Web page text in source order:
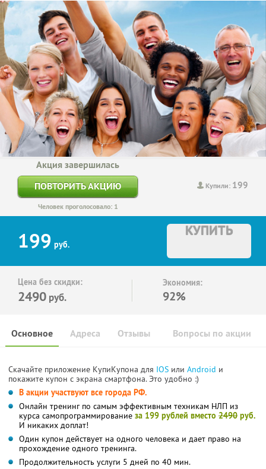
Купили: 199
Акция завершилась
ПОВТОРИТЬ АКЦИЮ
Человек проголосовало: 1
199 руб.
КУПИТЬ
Цена без скидки:
2490 руб.
Экономия:
92%
Основное Отзывы Вопросы по акции
Адреса
Скачайте приложение КупиКупона для IOS или Android и
покажите купон с экрана смартфона. Это удобно :)
В акции участвуют все города РФ.
Онлайн тренинг по самым эффективным техникам НЛП из
курса самопрограммирование за 199 рублей вместо 2490 руб.
И никаких доплат!
Один купон действует на одного человека и дает право на
прохождение одного тренинга.
Продолжительность услуги 5 дней по 40 мин.